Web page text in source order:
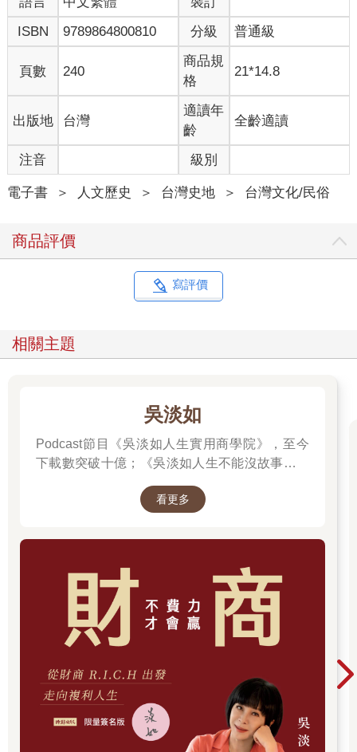
ISBN
9789864800810 分級 普通級
頁數 240
商品規
格
21*14.8
出版地 台灣
適讀年
齡
全齡適讀
注音 級別
電子書 ＞ 人文歷史 ＞ 台灣史地 ＞ 台灣文化/民俗
商品評價
寫評價
相關主題
吳淡如
Podcast節目《吳淡如人生實用商學院》，至今
下載數突破十億；《吳淡如人生不能沒故事》也
讀歷史中的權力運作與人性選擇，讓看似遙遠的
看更多